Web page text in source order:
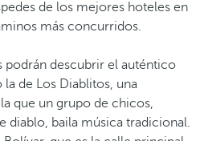
de los mejores hoteles en
más concurridos.
podrán descubrir el auténtico
de Los Diablitos, una
que un grupo de chicos,
diablo, baila música tradicional.